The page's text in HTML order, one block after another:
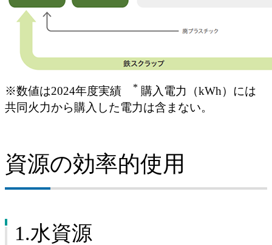
※数値は2024年度実績 * 購入電力（kWh）には
共同火力から購入した電力は含まない。
資源の効率的使用
1.水資源